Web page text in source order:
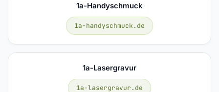
1a-Handyschmuck
1a-handyschmuck.de
1a-Lasergravur
1a-lasergravur.de